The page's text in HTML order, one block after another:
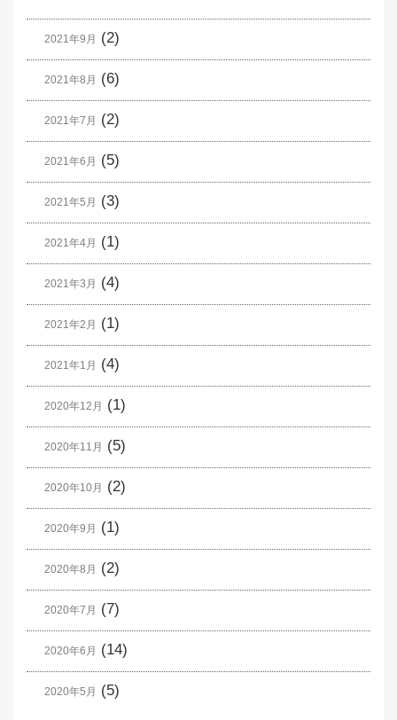
2021年9月 (2)
2021年8月 (6)
2021年7月 (2)
2021年6月 (5)
2021年5月 (3)
2021年4月 (1)
2021年3月 (4)
2021年2月 (1)
2021年1月 (4)
2020年12月 (1)
2020年11月 (5)
2020年10月 (2)
2020年9月 (1)
2020年8月 (2)
2020年7月 (7)
2020年6月 (14)
2020年5月 (5)